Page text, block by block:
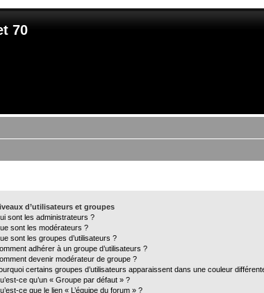
70
d’utilisateurs et groupes
sont les administrateurs ?
sont les modérateurs ?
sont les groupes d’utilisateurs ?
adhérer à un groupe d’utilisateurs ?
devenir modérateur de groupe ?
certains groupes d’utilisateurs apparaissent dans une couleur
ce qu’un « Groupe par défaut » ?
ce que le lien « L’équipe du forum » ?